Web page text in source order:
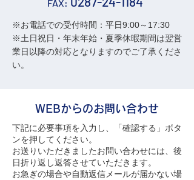
FAX:
※お電話での受付時間：平日9:00～17:30
※土日祝日・年末年始・夏季休暇期間は翌営
業日以降の対応となりますのでご了承くださ
い。
WEBからのお問い合わせ
下記に必要事項を入力し、「確認する」ボタ
ンを押してください。
お送りいただきましたお問い合わせには、後
日折り返し返答させていただきます。
お急ぎの場合や自動返信メールが届かない場